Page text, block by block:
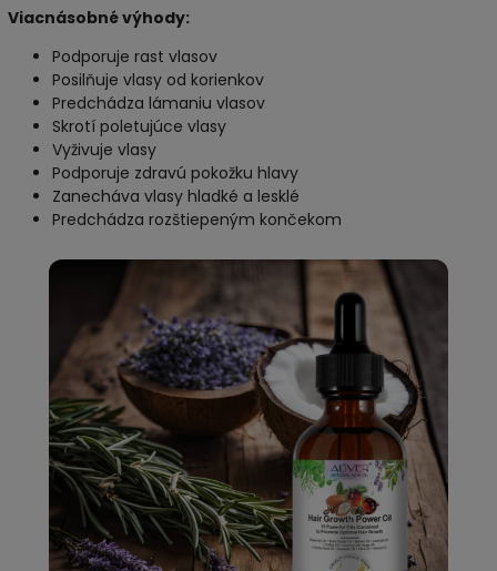
Viacnásobné výhody:
Podporuje rast vlasov
Posilňuje vlasy od korienkov
Predchádza lámaniu vlasov
Skrotí poletujúce vlasy
Vyživuje vlasy
Podporuje zdravú pokožku hlavy
Zanecháva vlasy hladké a lesklé
Predchádza rozštiepeným končekom